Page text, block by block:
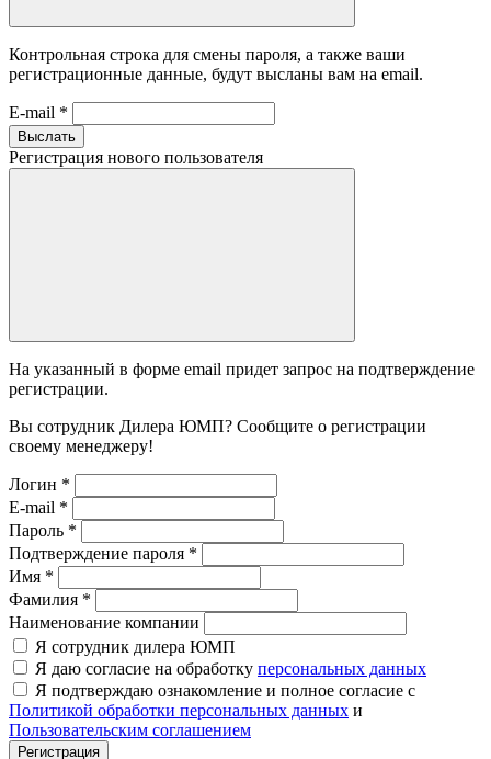
Контрольная строка для смены пароля, а также ваши
регистрационные данные, будут высланы вам на email.
E-mail *
Выслать
Регистрация нового пользователя
На указанный в форме email придет запрос на подтверждение
регистрации.
Вы сотрудник Дилера ЮМП? Сообщите о регистрации
своему менеджеру!
Логин *
E-mail *
Пароль *
Подтверждение пароля *
Имя *
Фамилия *
Наименование компании
Я сотрудник дилера ЮМП
Я даю согласие на обработку персональных данных
Я подтверждаю ознакомление и полное согласие с
Политикой обработки персональных данных и
Пользовательским соглашением
Регистрация